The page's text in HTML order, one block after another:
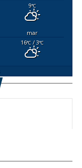
9°C
mar
16°C / 3°C